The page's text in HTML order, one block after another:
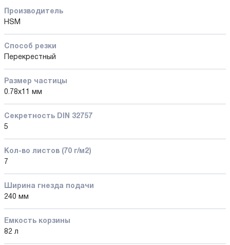
Производитель
HSM
Способ резки
Перекрестный
Размер частицы
0.78x11 мм
Секретность DIN 32757
5
Кол-во листов (70 г/м2)
7
Ширина гнезда подачи
240 мм
Емкость корзины
82 л